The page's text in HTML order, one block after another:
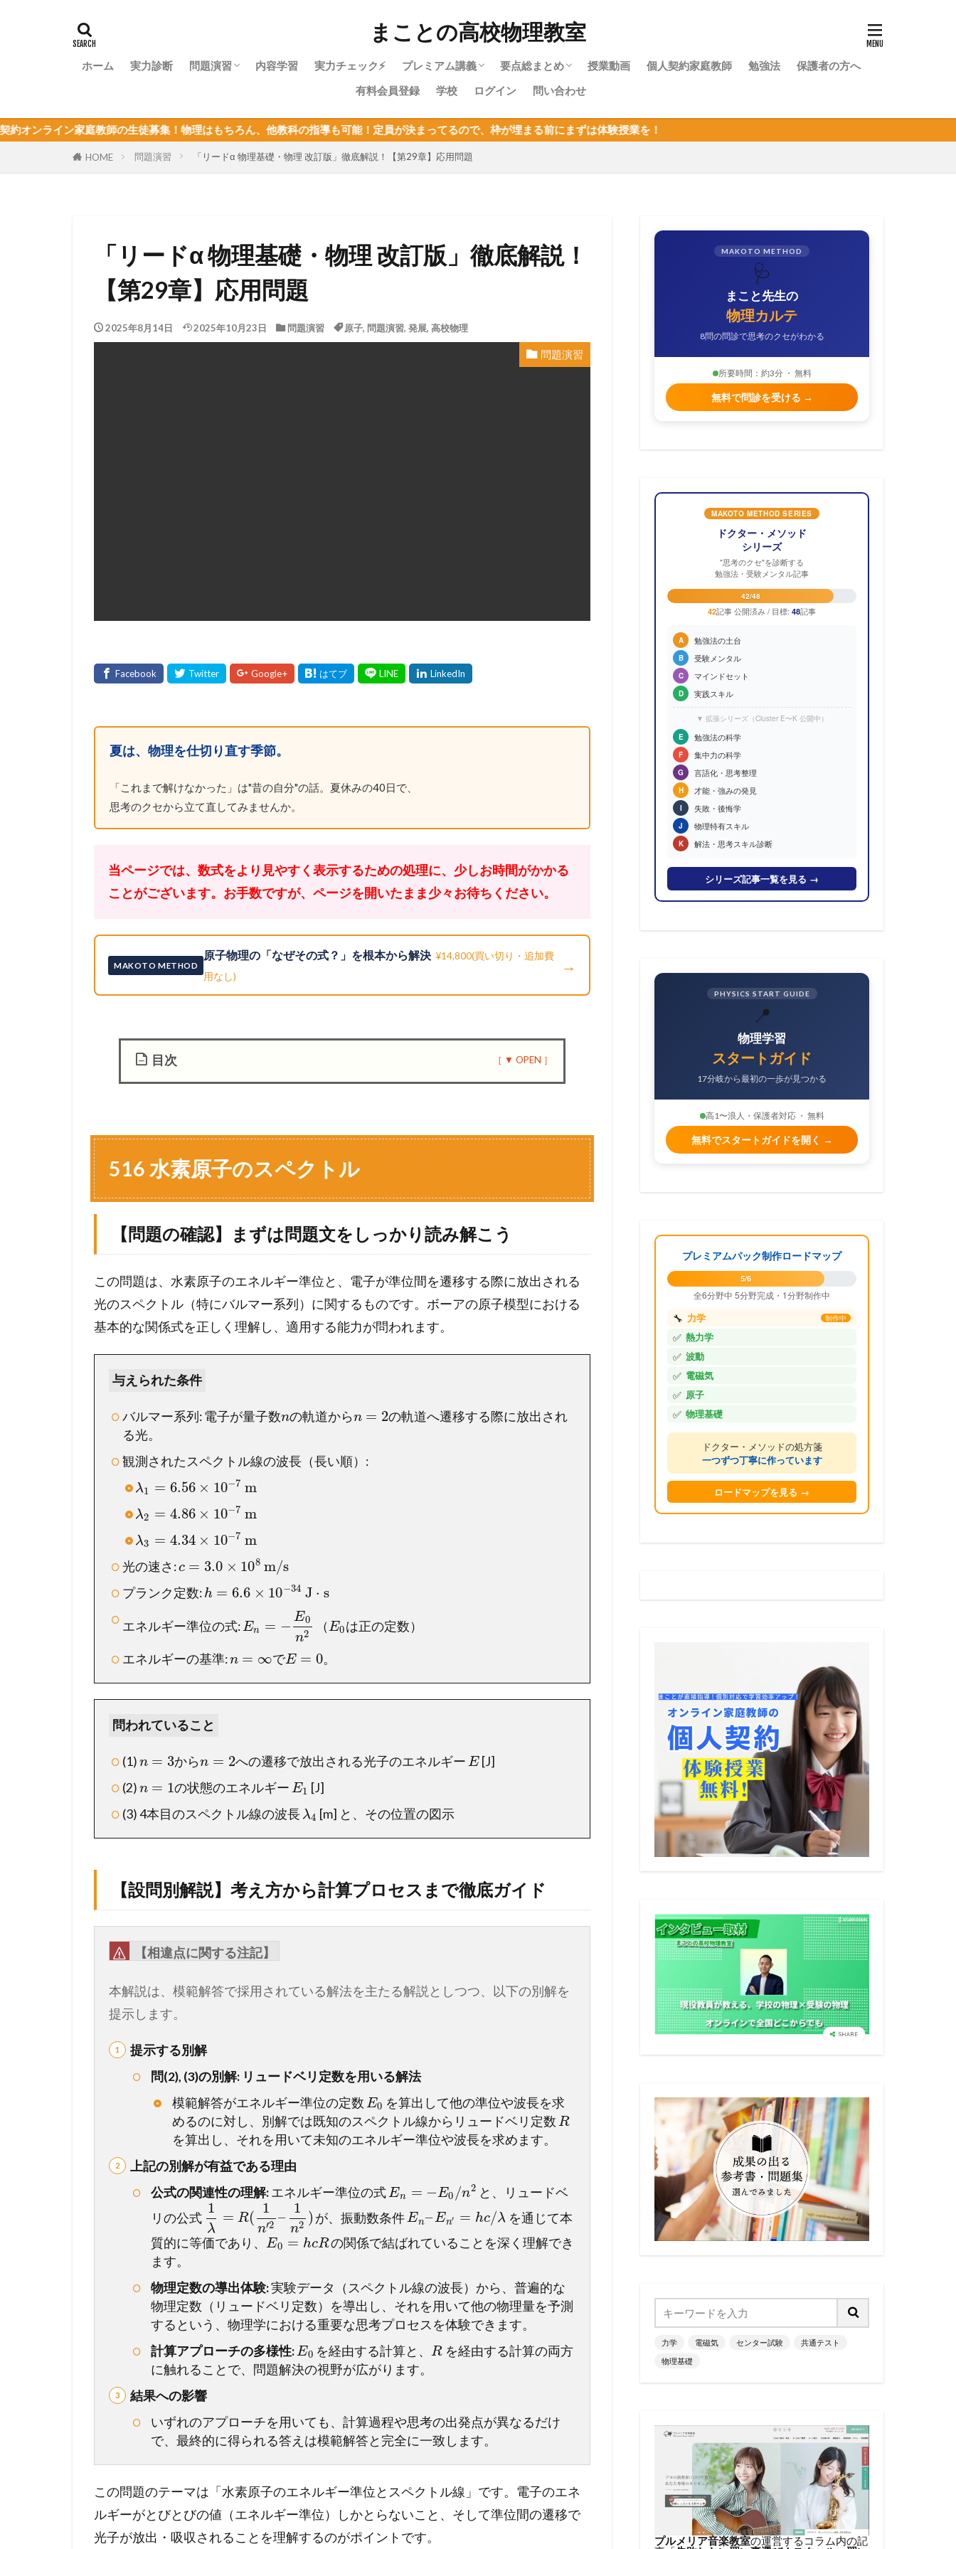
まことの高校物理教室
ホーム 実力診断 問題演習 内容学習 実力チェック⚡ プレミアム講義
物理やり直しガイド｜高校物理を受験に
使うあなたへ
物理基礎・最短攻略パック紹介
目次：物理基礎
力学・最短攻略パック紹介
目次：力学
熱力学・最短攻略パック紹介
目次：熱力学
波動・最短攻略パック紹介
目次：波動
電磁気・最短攻略パック紹介
目次：電磁気
原子・最短攻略パック紹介
目次：原子
要点総まとめ
物理基礎まとめ
授業動画 個人契約家庭教師 勉強法
保護者の方へ
有料会員登録
学校 ログイン 問い合わせ
の生徒募集！物理はもちろん、他教科の指導も可能！定員が決まってるので、枠が埋まる前にまずは体験授業を！
HOME 問題演習 「リードα 物理基礎・物理 改訂版」徹底解説！【第29章】応用問題
「リードα 物理基礎・物理 改訂版」徹底解説！
【第29章】応用問題
2025年8月14日 2025年10月23日 問題演習 原子, 問題演習, 発展, 高校物理
問題演習
夏は、物理を仕切り直す季節。
「これまで解けなかった」は"昔の自分"の話。夏休みの40日で、
思考のクセから立て直してみませんか。
当ページでは、数式をより見やすく表示するための処理に、少しお時間がかかる
ことがございます。お手数ですが、ページを開いたまま少々お待ちください。
MAKOTO METHOD
原子物理の「なぜその式？」を根本から解決 ¥14,800(買い切り・追加費
用なし)
→
目次
水
素
原
の
ス
ク
ル
1.1
題
確
ま
ず
問
文
を
っ
り
み
【
設
問
解
説
え
方
計
プ
ロ
ま
徹
底
ガ
イ
ド
1.3
【
ま
と
こ
の
一
を
未
来
の
得
点
へ
！
全
マ
516 水素原子のスペクトル
【問題の確認】まずは問題文をしっかり読み解こう
この問題は、水素原子のエネルギー準位と、電子が準位間を遷移する際に放出される
光のスペクトル（特にバルマー系列）に関するものです。ボーアの原子模型における
基本的な関係式を正しく理解し、適用する能力が問われます。
与えられた条件
バルマー系列: 電子が量子数nの軌道からn = 2の軌道へ遷移する際に放出され
る光。
観測されたスペクトル線の波長（長い順）:
λ1 = 6.56 × 10−7 m
λ2 = 4.86 × 10−7 m
λ3 = 4.34 × 10−7 m
光の速さ:c = 3.0 × 108 m/s
プランク定数: h = 6.6 × 10−34 J ⋅ s
エネルギー準位の式: En = −
E0
n2
（ E0は正の定数）
エネルギーの基準:n = ∞でE = 0。
問われていること
(1) n = 3からn = 2への遷移で放出される光子のエネルギー E [J]
(2) n = 1の状態のエネルギー E1 [J]
(3) 4本目のスペクトル線の波長 λ4 [m] と、その位置の図示
【設問別解説】考え方から計算プロセスまで徹底ガイド
【相違点に関する注記】
本解説は、模範解答で採用されている解法を主たる解説としつつ、以下の別解を
提示します。
提示する別解
問(2), (3)の別解: リュードベリ定数を用いる解法
模範解答がエネルギー準位の定数 E0 を算出して他の準位や波長を求
めるのに対し、別解では既知のスペクトル線からリュードベリ定数 R
を算出し、それを用いて未知のエネルギー準位や波長を求めます。
上記の別解が有益である理由
公式の関連性の理解:エネルギー準位の式 En = −E0 /n2 と、リュードベ
リの公式
1
λ
= R(
1
n′2 –
1
n2 ) が、振動数条件En–En′ = hc/λ を通じて本
質的に等価であり、
E0 = hcRの関係で結ばれていることを深く理解でき
ます。
物理定数の導出体験:実験データ（スペクトル線の波長）から、普遍的な
物理定数（リュードベリ定数）を導出し、それを用いて他の物理量を予測
するという、物理学における重要な思考プロセスを体験できます。
計算アプローチの多様性: E0 を経由する計算と、 R を経由する計算の両方
に触れることで、問題解決の視野が広がります。
結果への影響
いずれのアプローチを用いても、計算過程や思考の出発点が異なるだけ
で、最終的に得られる答えは模範解答と完全に一致します。
この問題のテーマは「水素原子のエネルギー準位とスペクトル線」です。電子のエネ
ルギーがとびとびの値（エネルギー準位）しかとらないこと、そして準位間の遷移で
光子が放出・吸収されることを理解するのがポイントです。
MAKOTO METHOD
🩺
まこと先生の
物理カルテ
8問の問診で思考のクセがわかる
所要時間：約3分 ・ 無料
無料で問診を受ける →
MAKOTO METHOD SERIES
ドクター・メソッド
シリーズ
"思考のクセ"を診断する
勉強法・受験メンタル記事
42/48
42記事 公開済み / 目標: 48記事
A 勉強法の土台
B 受験メンタル
C マインドセット
D 実践スキル
▼ 拡張シリーズ（Cluster E〜K 公開中）
E
勉強法の科学
F 集中力の科学
G 言語化・思考整理
H 才能・強みの発見
I 失敗・後悔学
J 物理特有スキル
K 解法・思考スキル診断
シリーズ記事一覧を見る →
PHYSICS START GUIDE
📍
物理学習
スタートガイド
17分岐から最初の一歩が見つかる
高1〜浪人・保護者対応 ・ 無料
無料でスタートガイドを開く →
プレミアムパック制作ロードマップ
5/6
全6分野中 5分野完成・1分野制作中
🔧 力学 制作中
✅ 熱力学
✅ 波動
✅ 電磁気
✅ 原子
✅ 物理基礎
ドクター・メソッドの処方箋
一つずつ丁寧に作っています
ロードマップを見る →
力学 電磁気 センター試験
共通テスト
物理基礎
プルメリア音楽教室の運営するコラム内の記